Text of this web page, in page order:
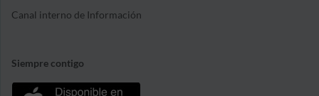
Canal interno de Información
Siempre contigo